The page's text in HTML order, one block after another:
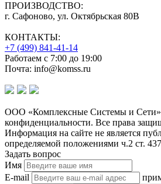
ПРОИЗВОДСТВО:
г. Сафоново, ул. Октябрьская 80В
КОНТАКТЫ:
+7 (499) 841-41-14
Работаем с 7:00 до 19:00
Почта: info@komss.ru
ООО «Комплексные Системы и
конфиденциальности. Все права
Информация на сайте не является
определяемой положениями ч.2 ст.
Задать вопрос
Имя
E-mail